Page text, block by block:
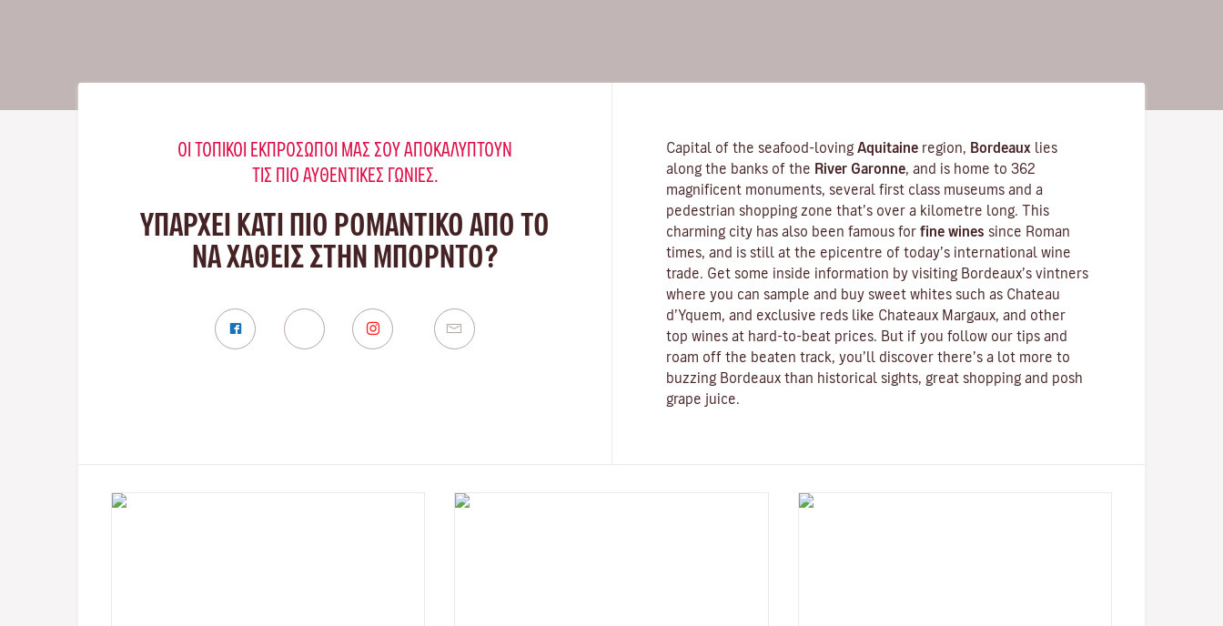
ΟΙ ΤΟΠΙΚΟΊ ΕΚΠΡΌΣΩΠΟΊ ΜΑΣ ΣΟΥ ΑΠΟΚΑΛΎΠΤΟΥΝ
ΤΙΣ ΠΙΟ ΑΥΘΕΝΤΙΚΈΣ ΓΩΝΙΈΣ.
ΥΠΑΡΧΕΙ ΚΑΤΙ ΠΙΟ ΡΟΜΑΝΤΙΚΟ ΑΠΟ ΤΟ
ΝΑ ΧΑΘΕΙΣ ΣΤΗΝ ΜΠΟΡΝΤΌ?
Capital of the seafood-loving Aquitaine region, Bordeaux lies
along the banks of the River Garonne , and is home to 362
magnificent monuments, several first class museums and a
pedestrian shopping zone that’s over a kilometre long. This
charming city has also been famous for fine wines since Roman
times, and is still at the epicentre of today’s international wine
trade. Get some inside information by visiting Bordeaux’s vintners
where you can sample and buy sweet whites such as Chateau
d’Yquem, and exclusive reds like Chateaux Margaux , and other
top wines at hard-to-beat prices. But if you follow our tips and
roam off the beaten track, you’ll discover there’s a lot more to
buzzing Bordeaux than historical sights, great shopping and posh
grape juice.